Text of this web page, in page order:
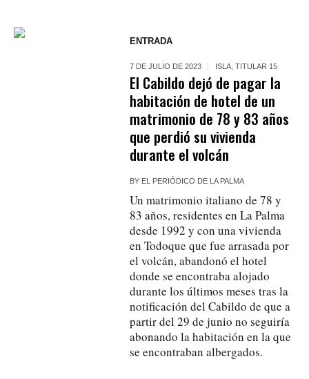
ENTRADA
7 DE JULIO DE 2023 ISLA ,TITULAR 15
El Cabildo dejó de pagar la
habitación de hotel de un
matrimonio de 78 y 83 años
que perdió su vivienda
durante el volcán
BY EL PERIÓDICO DE LA PALMA
Un matrimonio italiano de 78 y
83 años, residentes en La Palma
desde 1992 y con una vivienda
en Todoque que fue arrasada por
el volcán, abandonó el hotel
donde se encontraba alojado
durante los últimos meses tras la
notificación del Cabildo de que a
partir del 29 de junio no seguiría
abonando la habitación en la que
se encontraban albergados.